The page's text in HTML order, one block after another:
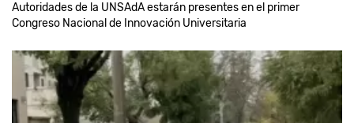
Autoridades de la UNSAdA estarán presentes en el primer
Congreso Nacional de Innovación Universitaria